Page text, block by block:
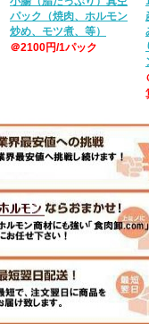
パック（焼肉、ホルモン
炒め、モツ煮、等）
＠2100円/1パック